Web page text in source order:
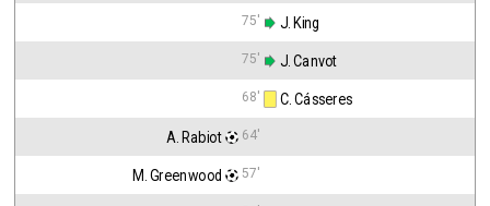
75' J. King
75' J. Canvot
68' C. Cásseres
A. Rabiot 64'
M. Greenwood 57'